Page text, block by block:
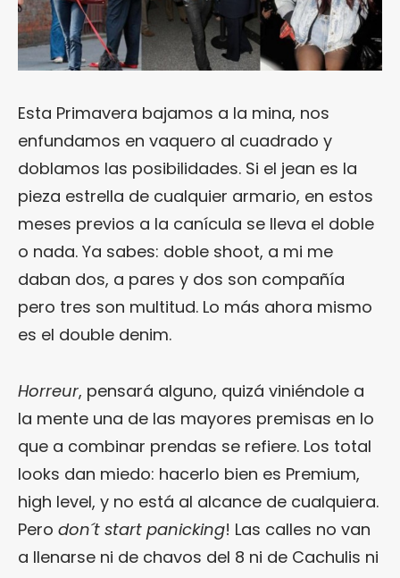
Esta Primavera bajamos a la mina, nos
enfundamos en vaquero al cuadrado y
doblamos las posibilidades. Si el jean es la
pieza estrella de cualquier armario, en estos
meses previos a la canícula se lleva el doble
o nada. Ya sabes: doble shoot, a mi me
daban dos, a pares y dos son compañía
pero tres son multitud. Lo más ahora mismo
es el double denim.
Horreur, pensará alguno, quizá viniéndole a
la mente una de las mayores premisas en lo
que a combinar prendas se refiere. Los total
looks dan miedo: hacerlo bien es Premium,
high level, y no está al alcance de cualquiera.
Pero don´t start panicking! Las calles no van
a llenarse ni de chavos del 8 ni de Cachulis ni